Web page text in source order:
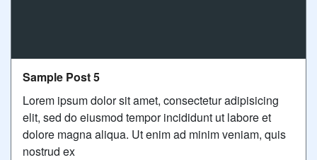
Sample Post 5
Lorem ipsum dolor sit amet, consectetur adipisicing
elit, sed do eiusmod tempor incididunt ut labore et
dolore magna aliqua. Ut enim ad minim veniam, quis
nostrud ex